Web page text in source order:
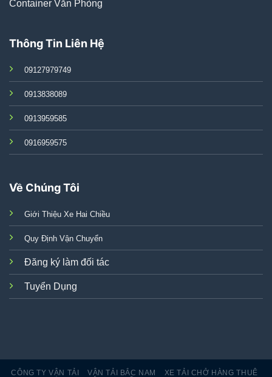
Container Văn Phòng
Thông Tin Liên Hệ
09127979749
0913838089
0913959585
0916959575
Về Chúng Tôi
Giới Thiệu Xe Hai Chiều
Quy Định Vận Chuyển
Đăng ký làm đối tác
Tuyển Dụng
CÔNG TY VẬN TẢI VẬN TẢI BẮC NAM XE TẢI CHỞ HÀNG THUÊ